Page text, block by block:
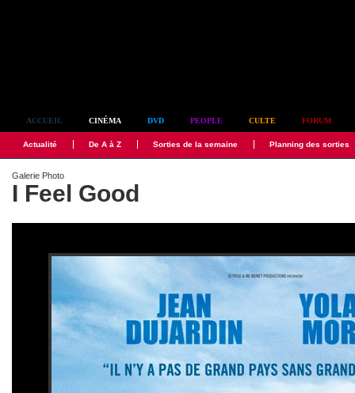
ACCUEIL CINÉMA DVD PEOPLE CULTE FORUM
Actualité De A à Z Sorties de la semaine Planning des sorties
Galerie Photo
I Feel Good